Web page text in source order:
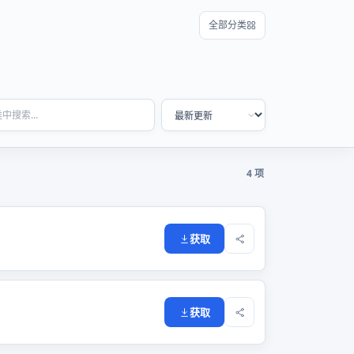
全部分类
4 项
获取
获取